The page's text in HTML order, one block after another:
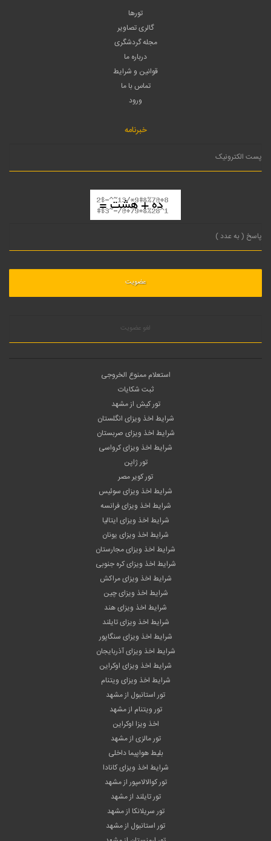
تورها
گالری تصاویر
مجله گردشگری
درباره ما
قوانین و شرایط
تماس با ما
ورود
خبرنامه
لغو عضویت
استعلام ممنوع الخروجی
ثبت شکایات
تور کیش از مشهد
شرایط اخذ ویزای انگلستان
شرایط اخذ ویزای صربستان
شرایط اخذ ویزای کرواسی
تور ژاپن
تور کویر مصر
شرایط اخذ ویزای سوئیس
شرایط اخذ ویزای فرانسه
شرایط اخذ ویزای ایتالیا
شرایط اخذ ویزای یونان
شرایط اخذ ویزای مجارستان
شرایط اخذ ویزای کره جنوبی
شرایط اخذ ویزای مراکش
شرایط اخذ ویزای چین
شرایط اخذ ویزای هند
شرایط اخذ ویزای تایلند
شرایط اخذ ویزای سنگاپور
شرایط اخذ ویزای آذربایجان
شرایط اخذ ویزای اوکراین
شرایط اخذ ویزای ویتنام
تور استانبول از مشهد
تور ویتنام از مشهد
اخذ ویزا اوکراین
تور مالزی از مشهد
بلیط هواپیما داخلی
شرایط اخذ ویزای کانادا
تور کوالالامپور از مشهد
تور تایلند از مشهد
تور سریلانکا از مشهد
تور استانبول از مشهد